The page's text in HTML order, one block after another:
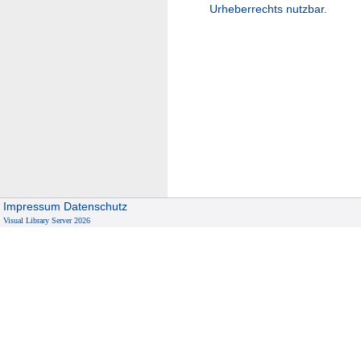
Urheberrechts nutzbar.
Impressum Datenschutz
Visual Library Server 2026